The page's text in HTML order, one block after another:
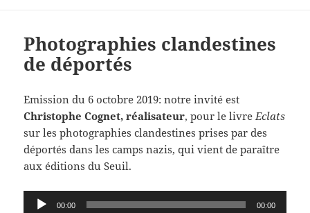
Photographies clandestines
de déportés
Emission du 6 octobre 2019: notre invité est
Christophe Cognet, réalisateur, pour le livreEclats
sur les photographies clandestines prises par des
déportés dans les camps nazis, qui vient de paraître
aux éditions du Seuil.
Lecteur 00:00 00:00